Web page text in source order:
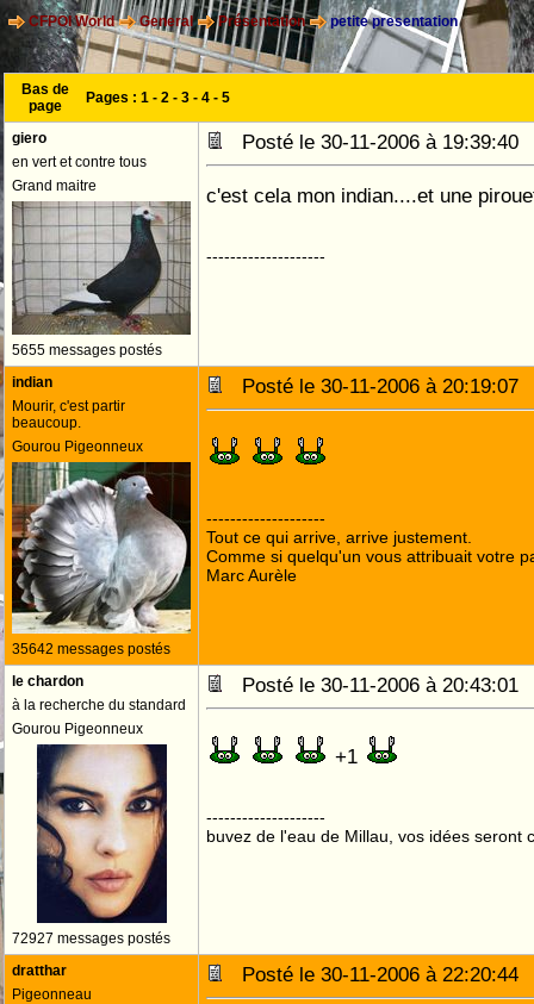
CFPOI World General Présentation petite presentation
Bas de
page
Pages : 1 - 2 - 3 - 4 - 5
giero
en vert et contre tous
Grand maitre
5655 messages postés
Posté le 30-11-2006 à
c'est cela mon indian....et une
--------------------
indian
Mourir, c'est partir
beaucoup.
Gourou Pigeonneux
35642 messages postés
Posté le 30-11-2006 à
--------------------
Tout ce qui arrive, arrive justement.
Comme si quelqu'un vous attribuait votre
Marc Aurèle
le chardon
à la recherche du standard
Gourou Pigeonneux
72927 messages postés
Posté le 30-11-2006 à
+1
--------------------
buvez de l'eau de Millau, vos idées seront
dratthar
Pigeonneau
Posté le 30-11-2006 à